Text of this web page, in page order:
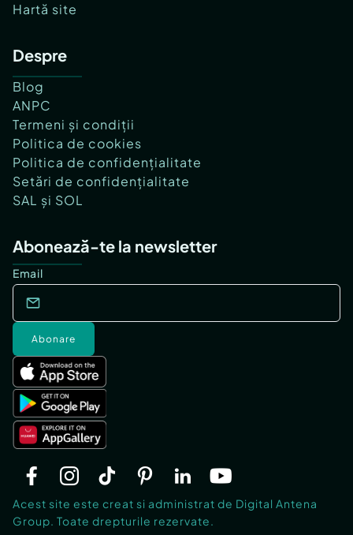
Hartă site
Despre
Blog
ANPC
Termeni și condiții
Politica de cookies
Politica de confidențialitate
Setări de confidențialitate
SAL și SOL
Abonează-te la newsletter
Email
Abonare
Acest site este creat si administrat de Digital Antena
Group. Toate drepturile rezervate.